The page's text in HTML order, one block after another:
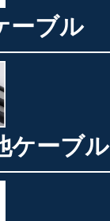
ーブル
ケーブル